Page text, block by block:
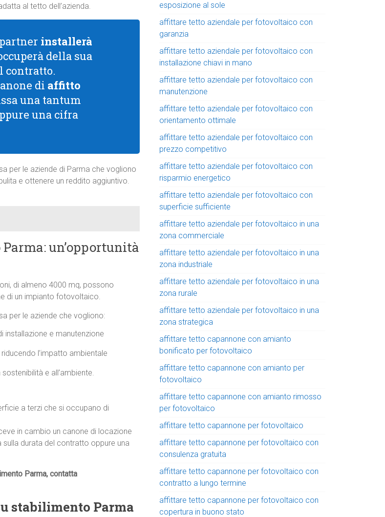
al tetto dell’azienda.
installerà
della sua
contratto.
di affitto
una tantum
una cifra
per le aziende di Parma che vogliono
e ottenere un reddito aggiuntivo.
un’opportunità
di almeno 4000 mq, possono
di un impianto fotovoltaico.
per le aziende che vogliono:
installazione e manutenzione
riducendo l’impatto ambientale
e all’ambiente.
a terzi che si occupano di
in cambio un canone di locazione
durata del contratto oppure una
Parma, contatta
stabilimento Parma
esposizione al sole
affittare tetto aziendale per fotovoltaico con
garanzia
affittare tetto aziendale per fotovoltaico con
installazione chiavi in mano
affittare tetto aziendale per fotovoltaico con
manutenzione
affittare tetto aziendale per fotovoltaico con
orientamento ottimale
affittare tetto aziendale per fotovoltaico con
prezzo competitivo
affittare tetto aziendale per fotovoltaico con
risparmio energetico
affittare tetto aziendale per fotovoltaico con
superficie sufficiente
affittare tetto aziendale per fotovoltaico in una
zona commerciale
affittare tetto aziendale per fotovoltaico in una
zona industriale
affittare tetto aziendale per fotovoltaico in una
zona rurale
affittare tetto aziendale per fotovoltaico in una
zona strategica
affittare tetto capannone con amianto
bonificato per fotovoltaico
affittare tetto capannone con amianto per
fotovoltaico
affittare tetto capannone con amianto rimosso
per fotovoltaico
affittare tetto capannone per fotovoltaico
affittare tetto capannone per fotovoltaico con
consulenza gratuita
affittare tetto capannone per fotovoltaico con
contratto a lungo termine
affittare tetto capannone per fotovoltaico con
copertura in buono stato